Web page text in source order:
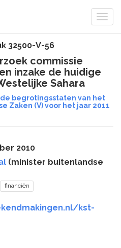
32500-V-56
commissie
inzake de huidige
Sahara
begrotingsstaten van het
Zaken (V) voor het jaar 2011
2010
(minister buitenlandse
financiën
kst-